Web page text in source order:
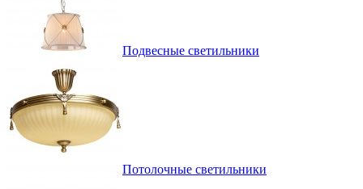
Подвесные светильники
Потолочные светильники